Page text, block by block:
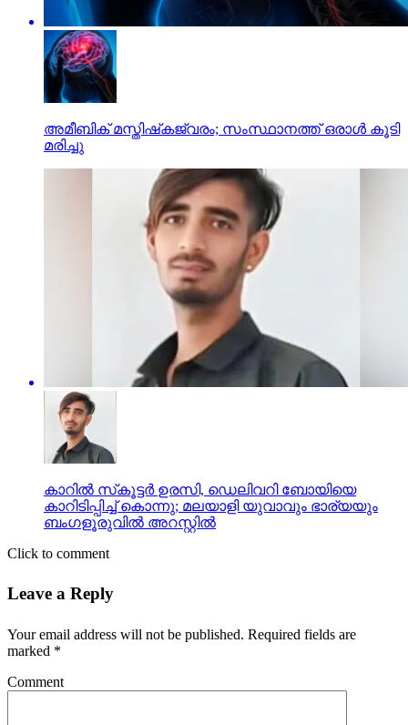
അമീബിക് മസ്തിഷ്‌കജ്വരം; സംസ്ഥാനത്ത് ഒരാള്‍ കൂടി
മരിച്ചു
കാറില്‍ സ്‌കൂട്ടര്‍ ഉരസി, ഡെലിവറി ബോയിയെ
കാറിടിപ്പിച്ച് കൊന്നു; മലയാളി യുവാവും ഭാര്യയും
ബംഗളൂരുവില്‍ അറസ്റ്റില്‍
Click to comment
Leave a Reply
Your email address will not be published. Required fields are
marked *
Comment